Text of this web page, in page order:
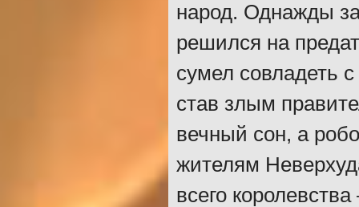
народ. Однажды
решился на
сумел совладеть
став злым
вечный сон, а
жителям
всего